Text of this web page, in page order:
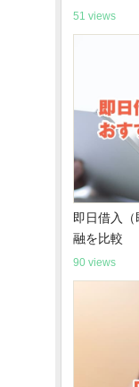
51 views
即日借入
融を比較
90 views